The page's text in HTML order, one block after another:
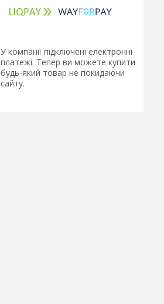
У компанії підключені електронні
платежі. Тепер ви можете купити
будь-який товар не покидаючи
сайту.